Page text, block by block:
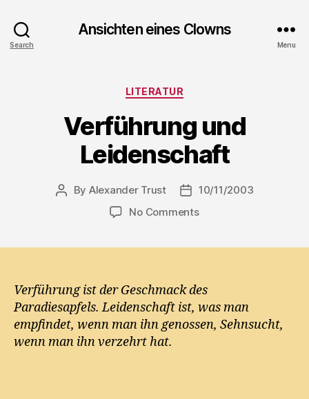
Search
Ansichten eines Clowns
Menu
Categories
LITERATUR
Verführung und
Leidenschaft
Post
By Alexander Trust
Post10/11/2003
No Commentson
Verführung ist der Geschmack des
Paradiesapfels. Leidenschaft ist, was man
empfindet, wenn man ihn genossen, Sehnsucht,
wenn man ihn verzehrt hat.